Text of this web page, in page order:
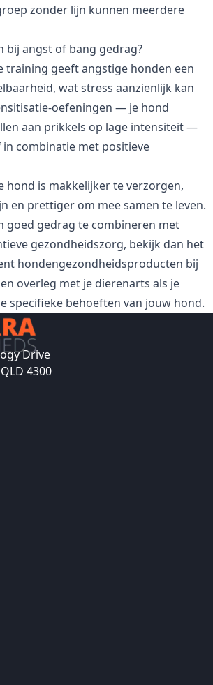
zonder lijn kunnen meerdere
bij angst of bang gedrag?
training geeft angstige honden een
wat stress aanzienlijk kan
oefeningen — je hond
aan prikkels op lage intensiteit —
combinatie met positieve
hond is makkelijker te verzorgen,
en prettiger om mee samen te leven.
goed gedrag te combineren met
gezondheidszorg, bekijk dan het
hondengezondheidsproducten bij
overleg met je dierenarts als je
specifieke behoeften van jouw hond.
Drive
4300